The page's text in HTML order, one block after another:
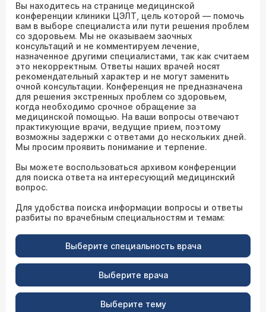
Вы находитесь на странице медицинской
конференции клиники ЦЭЛТ, цель которой — помочь
вам в выборе специалиста или пути решения проблем
со здоровьем. Мы не оказываем заочных
консультаций и не комментируем лечение,
назначенное другими специалистами, так как считаем
это некорректным. Ответы наших врачей носят
рекомендательный характер и не могут заменить
очной консультации. Конференция не предназначена
для решения экстренных проблем со здоровьем,
когда необходимо срочное обращение за
медицинской помощью. На ваши вопросы отвечают
практикующие врачи, ведущие прием, поэтому
возможны задержки с ответами до нескольких дней.
Мы просим проявить понимание и терпение.
Вы можете воспользоваться архивом конференции
для поиска ответа на интересующий медицинский
вопрос.
Для удобства поиска информации вопросы и ответы
разбиты по врачебным специальностям и темам:
Выберите специальность врача
Выберите врача
Выберите тему